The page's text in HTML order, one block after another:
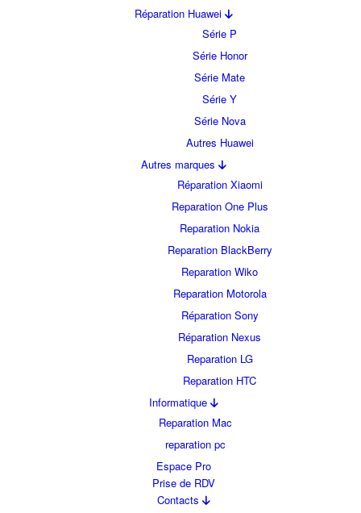
Réparation Huawei
Série P
Série Honor
Série Mate
Série Y
Série Nova
Autres Huawei
Autres marques
Réparation Xiaomi
Reparation One Plus
Reparation Nokia
Reparation BlackBerry
Reparation Wiko
Reparation Motorola
Réparation Sony
Réparation Nexus
Reparation LG
Reparation HTC
Informatique
Reparation Mac
reparation pc
Espace Pro
Prise de RDV
Contacts